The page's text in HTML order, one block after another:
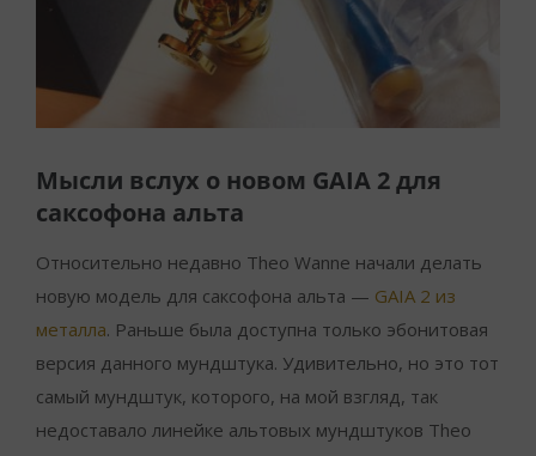
Мысли вслух о новом GAIA 2 для
саксофона альта
Относительно недавно Theo Wanne начали делать
новую модель для саксофона альта — GAIA 2 из
металла. Раньше была доступна только эбонитовая
версия данного мундштука. Удивительно, но это тот
самый мундштук, которого, на мой взгляд, так
недоставало линейке альтовых мундштуков Theo